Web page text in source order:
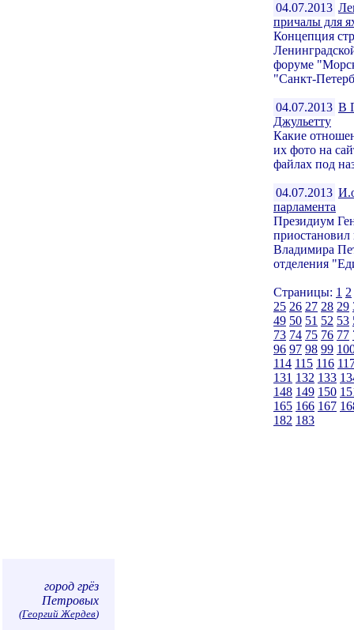
04.07.2013
причалы для
Концепция
форуме
"Санкт-
04.07.2013 В
Джульетту
Какие
их фото на
файлах под
04.07.2013
парламента
Президиум
Владимира
отделения
Страницы: 1 2
25 26 27 28 29
49 50 51 52 53
73 74 75 76 77
96 97 98 99
114 115 116
131 132 133
148 149 150
165 166 167
182 183
город грёз
Петровых
(Георгий Жердев)